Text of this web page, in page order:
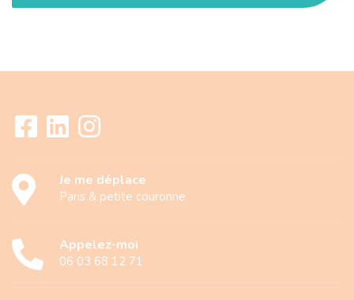
Je me déplace
Paris & petite couronne
Appelez-moi
06 03 68 12 71